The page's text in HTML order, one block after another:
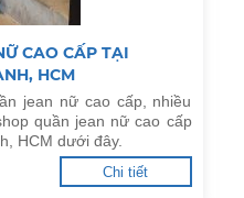
CAO CẤP TẠI
HCM
jean nữ cao cấp, nhiều
quần jean nữ cao cấp
HCM dưới đây.
Chi tiết